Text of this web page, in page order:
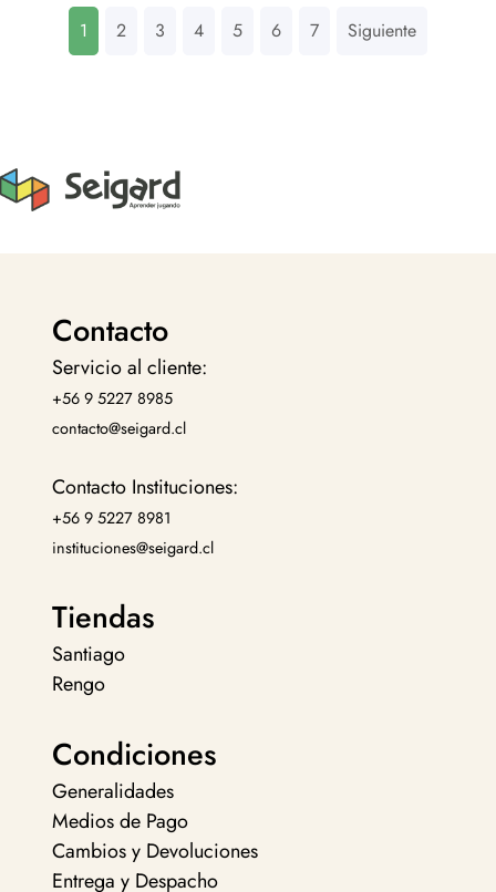
1 2 3 4 5 6 7 Siguiente
Contacto
Servicio al cliente:
+56 9 5227 8985
contacto@seigard.cl
Contacto Instituciones:
+56 9 5227 8981
instituciones@seigard.cl
Tiendas
Santiago
Rengo
Condiciones
Generalidades
Medios de Pago
Cambios y Devoluciones
Entrega y Despacho